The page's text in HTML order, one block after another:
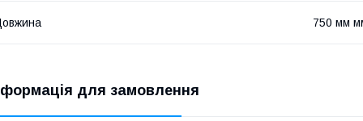
750 мм
для замовлення